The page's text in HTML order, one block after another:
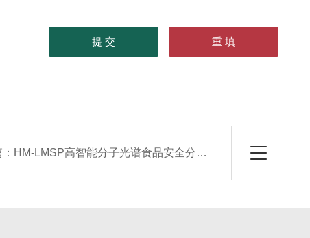
HM-LMSP高智能分子光谱食品安全分析系统 拉曼光谱仪